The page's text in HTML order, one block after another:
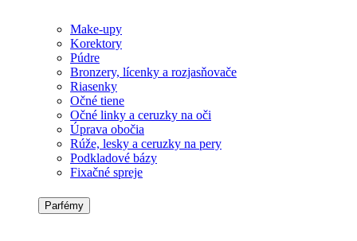
Make-upy
Korektory
Púdre
Bronzery, lícenky a rozjasňovače
Riasenky
Očné tiene
Očné linky a ceruzky na oči
Úprava obočia
Rúže, lesky a ceruzky na pery
Podkladové bázy
Fixačné spreje
Parfémy